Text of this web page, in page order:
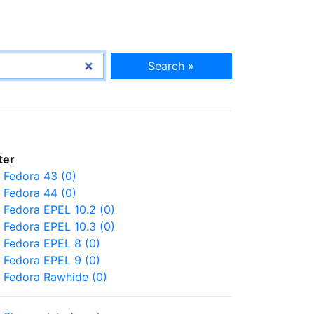
Search »
Fedora 43 (0)
Fedora 44 (0)
Fedora EPEL 10.2 (0)
Fedora EPEL 10.3 (0)
Fedora EPEL 8 (0)
Fedora EPEL 9 (0)
Fedora Rawhide (0)